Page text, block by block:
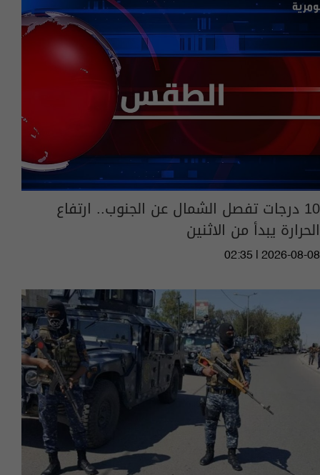
10 درجات تفصل الشمال عن الجنوب.. ارتفاع
الحرارة يبدأ من الاثنين
02:35 | 2026-08-08